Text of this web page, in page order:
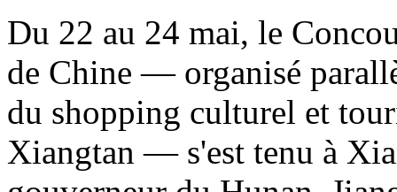
Du 22 au 24 mai, le
de Chine — organisé
du shopping culturel et
Xiangtan — s'est tenu à